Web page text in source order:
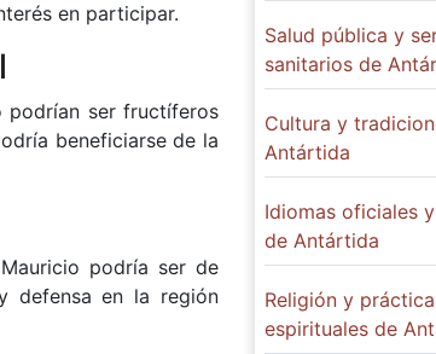
en participar.
podrían ser fructíferos
beneficiarse de la
podría ser de
defensa en la región
Salud pública y
sanitarios de
Cultura y
Antártida
Idiomas oficiales
de Antártida
Religión y
espirituales de